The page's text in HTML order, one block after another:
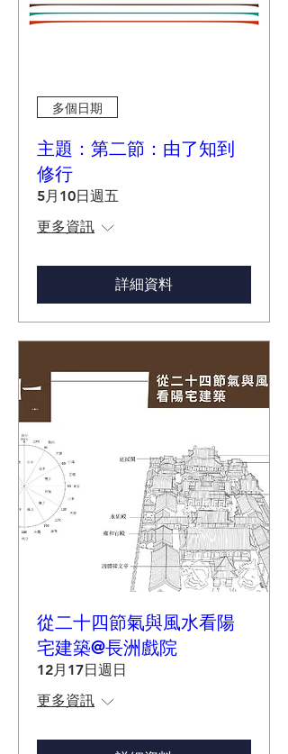
多個日期
主題：第二節：由了知到
修行
5月10日週五
更多資訊
詳細資料
從二十四節氣與風水看陽
宅建築@長洲戲院
12月17日週日
更多資訊